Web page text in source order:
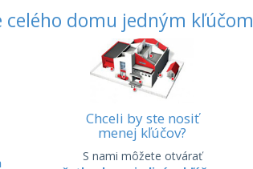
domu jedným kľúčom
Chceli by ste nosiť
menej kľúčov?
S nami môžete otvárať